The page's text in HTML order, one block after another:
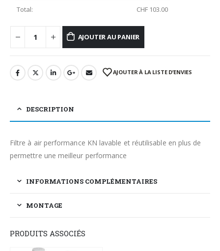
Total: CHF 103.00
AJOUTER AU PANIER
AJOUTER À LA LISTE D’ENVIES
DESCRIPTION
Filtre à air performance KN lavable et réutilisable en plus de
permettre une meilleur performance
INFORMATIONS COMPLÉMENTAIRES
MONTAGE
PRODUITS ASSOCIÉS